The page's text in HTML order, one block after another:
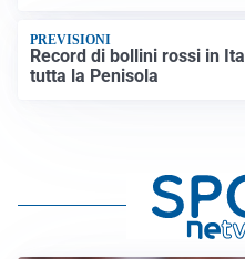
PREVISIONI
Record di bollini rossi in
tutta la Penisola